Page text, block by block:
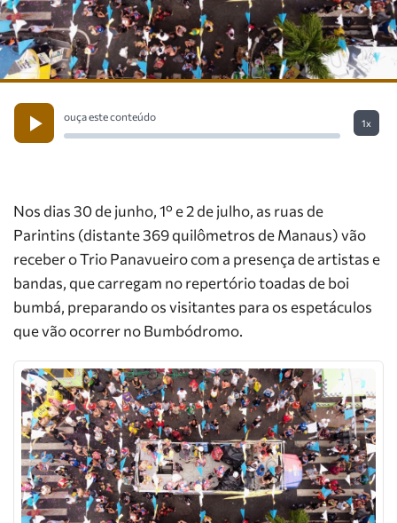
ouça este conteúdo
1x
Nos dias 30 de junho, 1º e 2 de julho, as ruas de
Parintins (distante 369 quilômetros de Manaus) vão
receber o Trio Panavueiro com a presença de artistas e
bandas, que carregam no repertório toadas de boi
bumbá, preparando os visitantes para os espetáculos
que vão ocorrer no Bumbódromo.